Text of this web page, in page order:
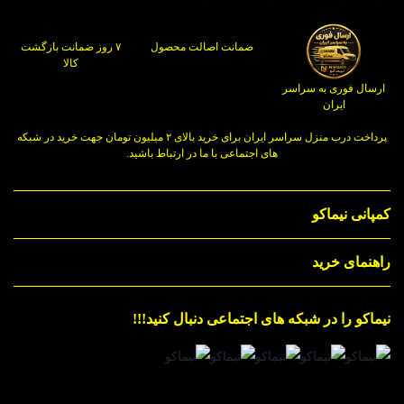
ارسال فوری به سراسر
ایران
ضمانت اصالت محصول
۷ روز ضمانت بازگشت
کالا
پرداخت درب منزل سراسر ایران برای خرید بالای ۲ میلیون تومان جهت خرید در شبکه
های اجتماعی با ما در ارتباط باشید.
کمپانی نیماکو
راهنمای خرید
نیماکو را در شبکه های اجتماعی دنبال کنید!!!